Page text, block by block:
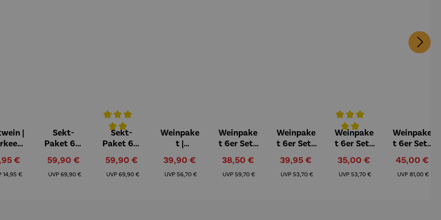
|
€
Regulärer Preis:
14,95 €
Sekt-
Paket 6er
Pottperle
Rosé
Verkaufspreis:
59,90 €
UVP Regulärer Preis:
69,90 €
Durchschnittliche Bewertung von 5 von 5 Sternen
Sekt-
Paket 6er
Revierperl
e
Verkaufspreis:
59,90 €
UVP Regulärer Preis:
69,90 €
Weinpake
t |
Jahrgang
2024
Verkaufspreis:
39,90 €
UVP Regulärer Preis:
56,70 €
Weinpake
t 6er Set |
Grap G
Carignan
Verkaufspreis:
38,50 €
UVP Regulärer Preis:
59,70 €
Weinpake
t 6er Set |
nder
Kreuznach
Verkaufspreis:
39,95 €
UVP Regulärer Preis:
53,70 €
Durchschnittliche Bewertung
Weinpake
t 6er Set |
leichte
Sommerk
Verkaufspreis:
35,00 €
UVP Regulärer Preis:
53,70 €
Weinpake
t 6er Set |
Selección
Especial
45,00 €
UVP Regulärer
81,00 €